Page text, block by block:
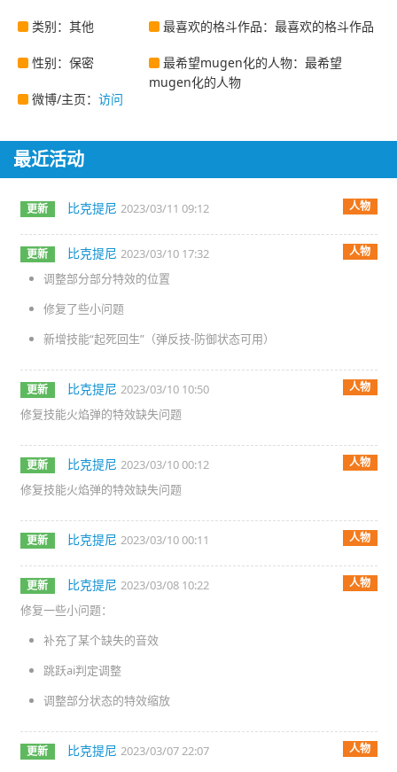
类别：其他
性别：保密
微博/主页： 访问
最喜欢的格斗作品：最喜欢的格斗作品
最希望mugen化的人物：最希望
mugen化的人物
最近活动
更新 比克提尼 2023/03/11 09:12 人物
更新 比克提尼 2023/03/10 17:32 人物
调整部分部分特效的位置
修复了些小问题
新增技能“起死回生”（弹反技-防御状态可用）
更新 比克提尼 2023/03/10 10:50 人物
修复技能火焰弹的特效缺失问题
更新 比克提尼 2023/03/10 00:12 人物
修复技能火焰弹的特效缺失问题
更新 比克提尼 2023/03/10 00:11 人物
更新 比克提尼 2023/03/08 10:22 人物
修复一些小问题：
补充了某个缺失的音效
跳跃ai判定调整
调整部分状态的特效缩放
更新 比克提尼 2023/03/07 22:07 人物